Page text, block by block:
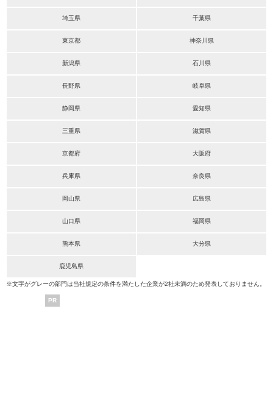
埼玉県 千葉県
東京都 神奈川県
新潟県 石川県
長野県 岐阜県
静岡県 愛知県
三重県 滋賀県
京都府 大阪府
兵庫県 奈良県
岡山県 広島県
山口県 福岡県
熊本県 大分県
鹿児島県
※文字がグレーの部門は当社規定の条件を満たした企業が2社未満のため発表しておりません。
PR